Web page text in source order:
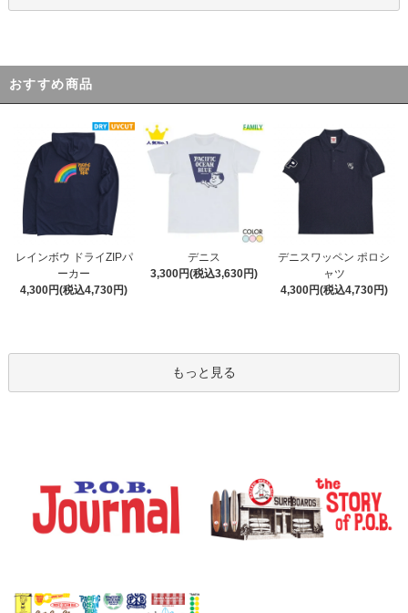
おすすめ商品
レインボウ ドライZIPパ
ーカー
4,300円(税込4,730円)
デニス
3,300円(税込3,630円)
デニスワッペン ポロシ
ャツ
4,300円(税込4,730円)
もっと見る